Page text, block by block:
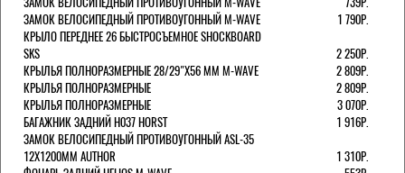
ЗАМОК ВЕЛОСИПЕДНЫЙ ПРОТИВОУГОННЫЙ M-WAVE
1 790Р.
КРЫЛО ПЕРЕДНЕЕ 26 БЫСТРОСЪЕМНОЕ SHOCKBOARD
SKS
2 250Р.
КРЫЛЬЯ ПОЛНОРАЗМЕРНЫЕ 28/29"Х56 ММ M-WAVE
2 809Р.
КРЫЛЬЯ ПОЛНОРАЗМЕРНЫЕ
2 809Р.
КРЫЛЬЯ ПОЛНОРАЗМЕРНЫЕ
3 070Р.
БАГАЖНИК ЗАДНИЙ H037 HORST
1 916Р.
ЗАМОК ВЕЛОСИПЕДНЫЙ ПРОТИВОУГОННЫЙ ASL-35
12Х1200ММ AUTHOR
1 310Р.